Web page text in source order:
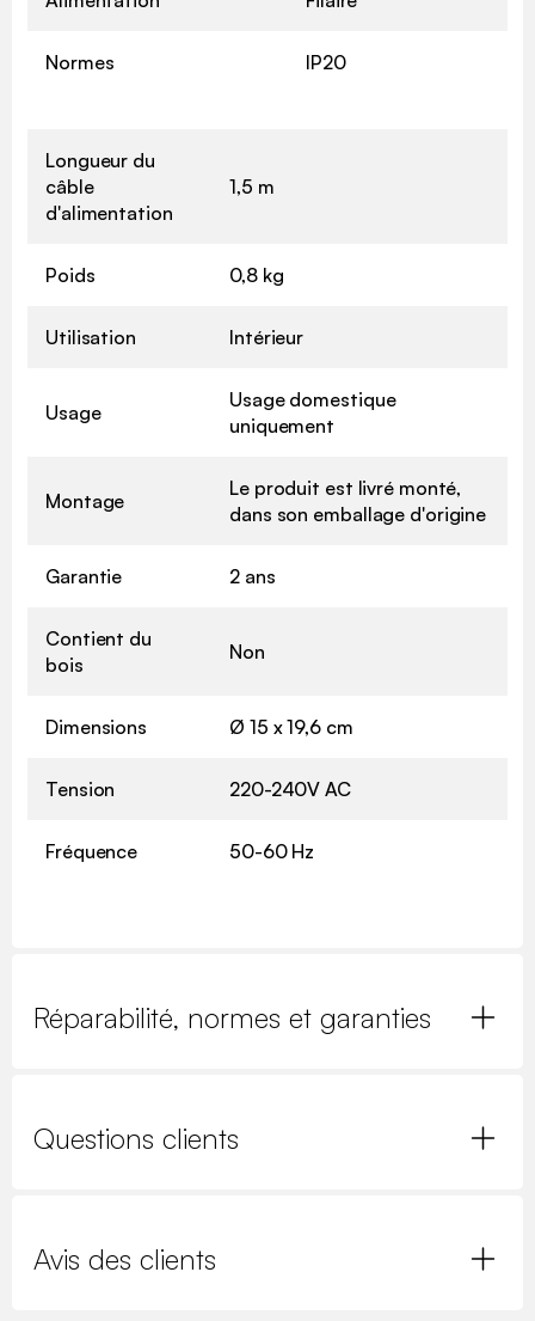
Normes IP20
Longueur du
câble
d'alimentation
1,5 m
Poids 0,8 kg
Utilisation Intérieur
Usage
Usage domestique
uniquement
Montage
Le produit est livré monté,
dans son emballage d'origine
Garantie 2 ans
Contient du
bois
Non
Dimensions Ø 15 x 19,6 cm
Tension 220-240V AC
Fréquence 50-60 Hz
Réparabilité, normes et garanties
Questions clients
Avis des clients